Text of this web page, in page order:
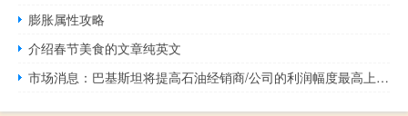
膨胀属性攻略
介绍春节美食的文章纯英文
市场消息：巴基斯坦将提高石油经销商/公司的利润幅度最高上调1.84卢比